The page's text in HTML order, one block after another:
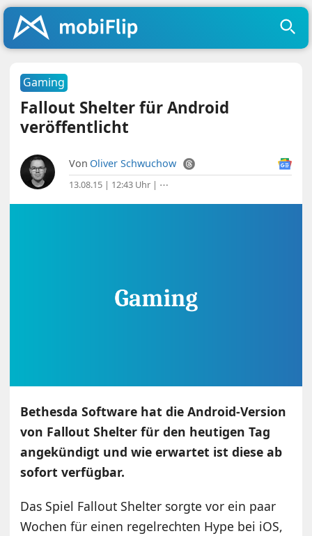
Gaming
Fallout Shelter für Android
veröffentlicht
Von Oliver Schwuchow
13.08.15 | 12:43 Uhr | ⋯
Bethesda Software hat die Android-Version
von Fallout Shelter für den heutigen Tag
angekündigt und wie erwartet ist diese ab
sofort verfügbar.
Das Spiel Fallout Shelter sorgte vor ein paar
Wochen für einen regelrechten Hype bei iOS,